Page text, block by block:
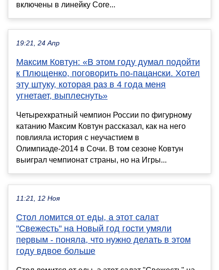
включены в линейку Core...
19:21, 24 Апр
Максим Ковтун: «В этом году думал подойти
к Плющенко, поговорить по-пацански. Хотел
эту штуку, которая раз в 4 года меня
угнетает, выплеснуть»
Четырехкратный чемпион России по фигурному
катанию Максим Ковтун рассказал, как на него
повлияла история с неучастием в
Олимпиаде-2014 в Сочи. В том сезоне Ковтун
выиграл чемпионат страны, но на Игры...
11:21, 12 Ноя
Стол ломится от еды, а этот салат
"Свежесть" на Новый год гости умяли
первым - поняла, что нужно делать в этом
году вдвое больше